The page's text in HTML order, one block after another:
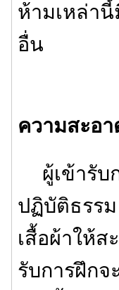
ห้ามเหล่า
อื่น
ความสะอา
ผู้เข้ารับ
ปฏิบัติธรร
เสื้อผ้าให้ส
รับการฝึกจ